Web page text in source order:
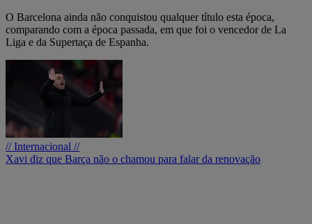
O Barcelona ainda não conquistou qualquer título esta época,
comparando com a época passada, em que foi o vencedor de La
Liga e da Supertaça de Espanha.
// Internacional //
Xavi diz que Barça não o chamou para falar da renovação